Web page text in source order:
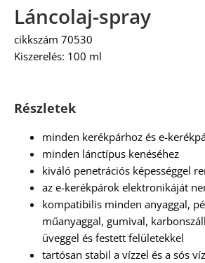
Láncolaj-spray
cikkszám 70530
Kiszerelés: 100 ml
Részletek
minden kerékpárhoz és e-
minden lánctípus kenéséhez
kiváló penetrációs képességgel
az e-kerékpárok elektronikáját
kompatibilis minden anyaggal,
műanyaggal, gumival,
üveggel és festett felületekkel
tartósan stabil a vízzel és a sós